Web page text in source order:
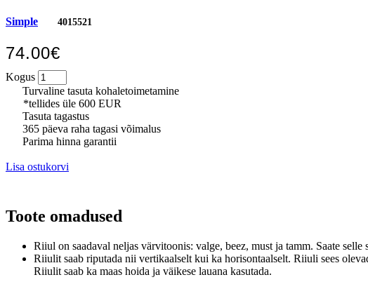
Simple 4015521
74.00€
Kogus
Turvaline tasuta kohaletoimetamine
*tellides üle 600 EUR
Tasuta tagastus
365 päeva raha tagasi võimalus
Parima hinna garantii
Lisa ostukorvi
Toote omadused
Riiul on saadaval neljas värvitoonis: valge, beez, must ja tamm. Saate
Riiulit saab riputada nii vertikaalselt kui ka horisontaalselt. Riiuli sees
Riiulit saab ka maas hoida ja väikese lauana kasutada.